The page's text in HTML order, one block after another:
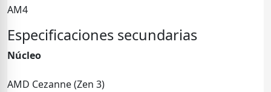
AM4
Especificaciones secundarias
Núcleo
AMD Cezanne (Zen 3)